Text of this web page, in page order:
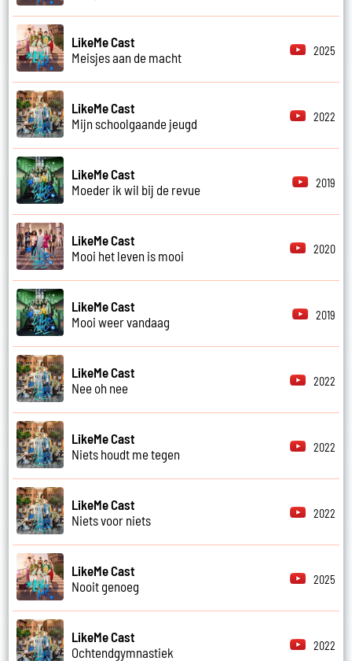
LikeMe Cast
Meisjes aan de macht
2025
LikeMe Cast
Mijn schoolgaande jeugd
2022
LikeMe Cast
Moeder ik wil bij de revue
2019
LikeMe Cast
Mooi het leven is mooi
2020
LikeMe Cast
Mooi weer vandaag
2019
LikeMe Cast
Nee oh nee
2022
LikeMe Cast
Niets houdt me tegen
2022
LikeMe Cast
Niets voor niets
2022
LikeMe Cast
Nooit genoeg
2025
LikeMe Cast
Ochtendgymnastiek
2022